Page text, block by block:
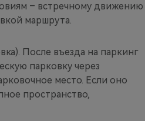
– встречному движению
маршрута.
После въезда на паркинг
парковку через
место. Если оно
пространство,